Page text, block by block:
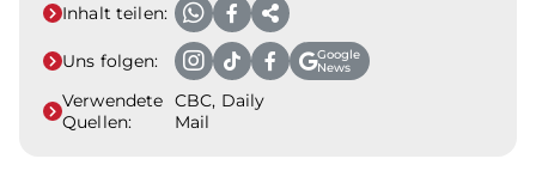
Inhalt teilen:
Uns folgen:
Google
News
Verwendete
Quellen:
CBC, Daily
Mail